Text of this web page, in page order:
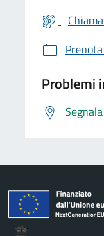
Problemi